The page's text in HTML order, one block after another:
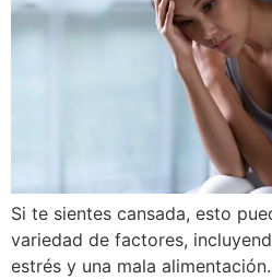
Si te sientes cansada, esto
variedad de factores,
estrés y una mala